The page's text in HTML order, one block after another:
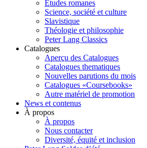
Études romanes
Science, société et culture
Slavistique
Théologie et philosophie
Peter Lang Classics
Catalogues
Aperçu des Catalogues
Catalogues thematiques
Nouvelles parutions du mois
Catalogues «Coursebooks»
Autre matériel de promotion
News et contenus
À propos
À propos
Nous contacter
Diversité, équité et inclusion